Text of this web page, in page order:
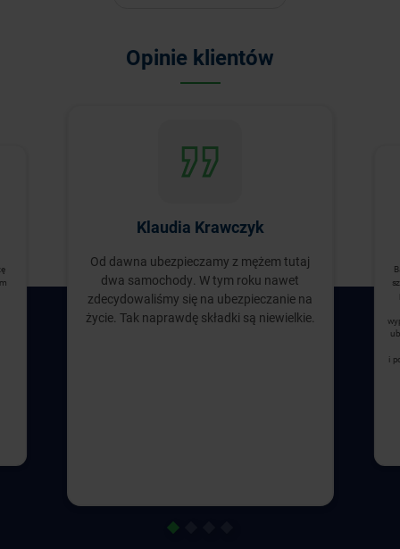
Opinie klientów
Klaudia Krawczyk
Od dawna ubezpieczamy z mężem tutaj
dwa samochody. W tym roku nawet
zdecydowaliśmy się na ubezpieczanie na
życie. Tak naprawdę składki są niewielkie.
i
1